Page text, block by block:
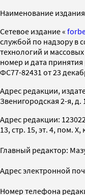
Наименование
Cетевое издание «
службой по надзору в
технологий и
номер и дата
ФС77-82431 от 23
Адрес редакции,
Звенигородская 2-я, д.
Адрес редакции:
13, стр. 15, эт. 4, пом. X,
Главный редактор:
Адрес электронной
Номер телефона